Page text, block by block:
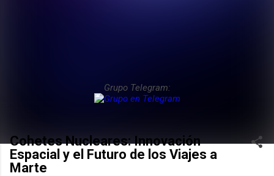
Grupo Telegram:
Cohetes Nucleares: Innovación
Espacial y el Futuro de los Viajes a
Marte